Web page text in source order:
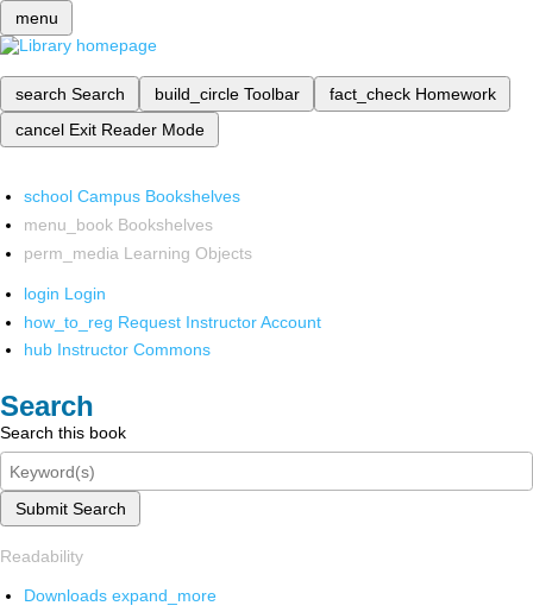
menu
search Search build_circle Toolbar fact_check Homework
cancel Exit Reader Mode
school Campus Bookshelves
menu_book Bookshelves
perm_media Learning Objects
login Login
how_to_reg Request Instructor Account
hub Instructor Commons
Search
Search this book
Submit Search
Readability
Downloads expand_more